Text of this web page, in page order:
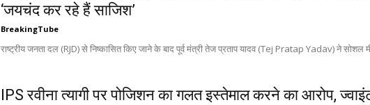
‘जयचंद कर रहे हैं साजिश’
BreakingTube
राष्ट्रीय जनता दल (RJD) से निष्कासित किए जाने के बाद पूर्व मंत्री तेज प्रताप यादव (Tej Pratap Yadav) ने सोशल
IPS रवीना त्यागी पर पोजिशन का गलत इस्तेमाल करने का आरोप,